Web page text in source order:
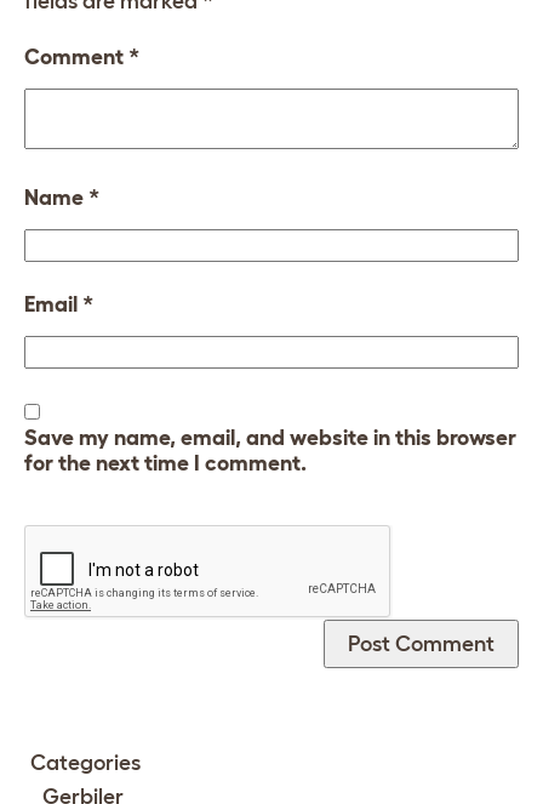
Comment *
Name *
Email *
Save my name, email, and website in this browser
for the next time I comment.
Categories
Gerbiler